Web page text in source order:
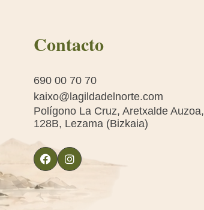
Contacto
690 00 70 70
kaixo@lagildadelnorte.com
Polígono La Cruz, Aretxalde Auzoa,
128B, Lezama (Bizkaia)